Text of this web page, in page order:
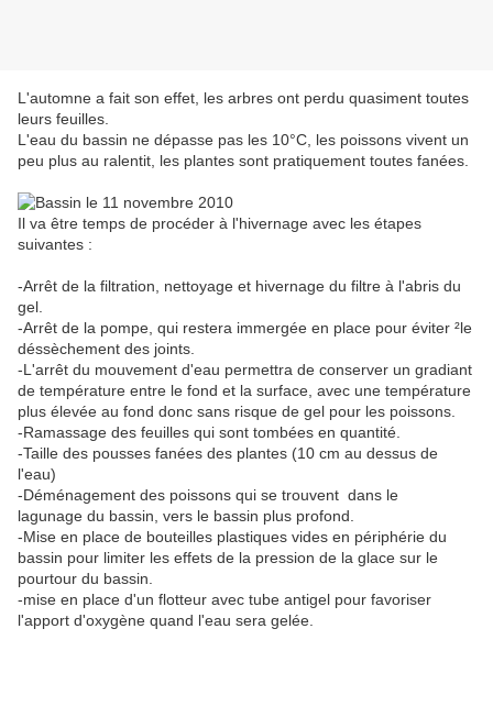
L'automne a fait son effet, les arbres ont perdu quasiment toutes
leurs feuilles.
L'eau du bassin ne dépasse pas les 10°C, les poissons vivent un
peu plus au ralentit, les plantes sont pratiquement toutes fanées.
Il va être temps de procéder à l'hivernage avec les étapes
suivantes :
-Arrêt de la filtration, nettoyage et hivernage du filtre à l'abris du
gel.
-Arrêt de la pompe, qui restera immergée en place pour éviter ²le
déssèchement des joints.
-L'arrêt du mouvement d'eau permettra de conserver un gradiant
de température entre le fond et la surface, avec une température
plus élevée au fond donc sans risque de gel pour les poissons.
-Ramassage des feuilles qui sont tombées en quantité.
-Taille des pousses fanées des plantes (10 cm au dessus de
l'eau)
-Déménagement des poissons qui se trouvent dans le
lagunage du bassin, vers le bassin plus profond.
-Mise en place de bouteilles plastiques vides en périphérie du
bassin pour limiter les effets de la pression de la glace sur le
pourtour du bassin.
-mise en place d'un flotteur avec tube antigel pour favoriser
l'apport d'oxygène quand l'eau sera gelée.